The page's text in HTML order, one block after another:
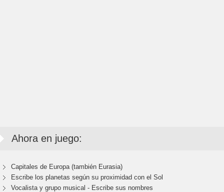
Ahora en juego:
Capitales de Europa (también Eurasia)
Escribe los planetas según su proximidad con el Sol
Vocalista y grupo musical - Escribe sus nombres